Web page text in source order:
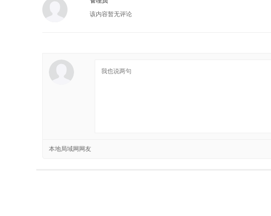
该内容暂无评论
本地局域网网友